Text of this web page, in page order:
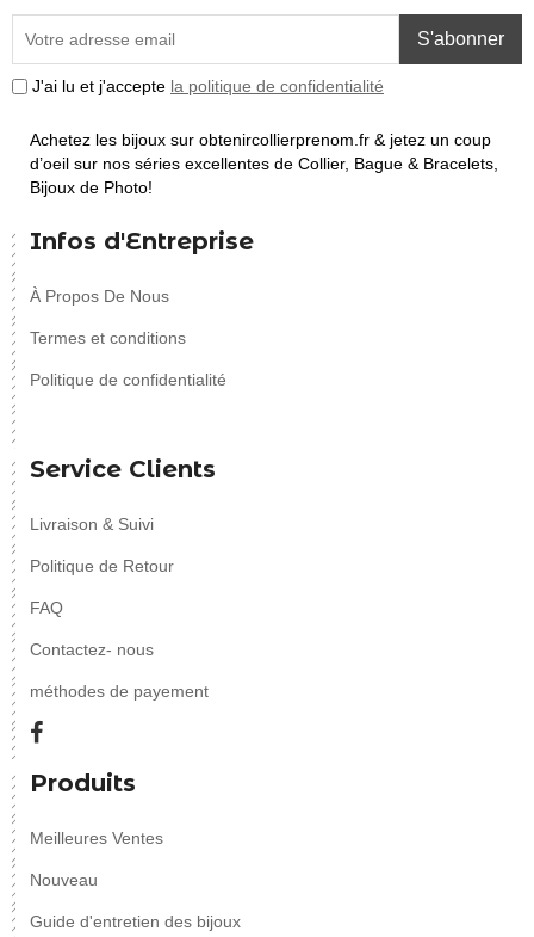
S'abonner
J'ai lu et j'accepte la politique de confidentialité
Achetez les bijoux sur obtenircollierprenom.fr & jetez un coup
d’oeil sur nos séries excellentes de Collier, Bague & Bracelets,
Bijoux de Photo!
Infos d'Entreprise
À Propos De Nous
Termes et conditions
Politique de confidentialité
Service Clients
Livraison & Suivi
Politique de Retour
FAQ
Contactez- nous
méthodes de payement
Produits
Meilleures Ventes
Nouveau
Guide d'entretien des bijoux